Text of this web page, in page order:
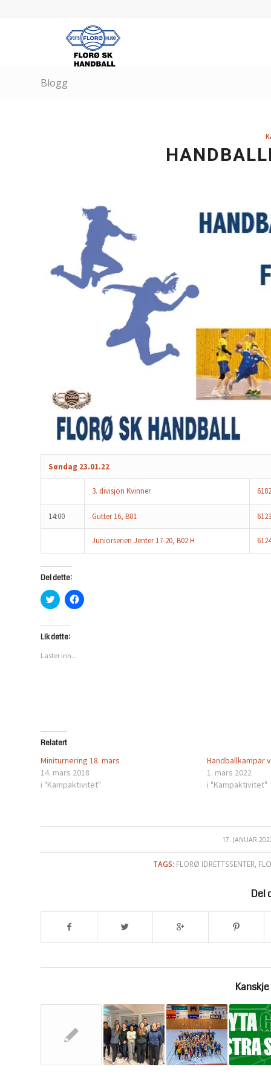
Blogg
Søndag 23.01.22
3. divisjon Kvinner
14:00 Gutter 16, B01
Juniorserien Jenter 17-20, B02 H
Del dette:
Klikk
for
på
Twitter(åpnes
en
ny
Klikk
for
Lik dette:
Laster inn...
Relatert
Miniturnering 18. mars
14. mars 2018
i "Kampaktivitet"
Handballkampar
1. mars 2022
i "Kampaktivitet"
17. JANUAR
/
TAGS: FLORØ IDRETTSSENTER
Del